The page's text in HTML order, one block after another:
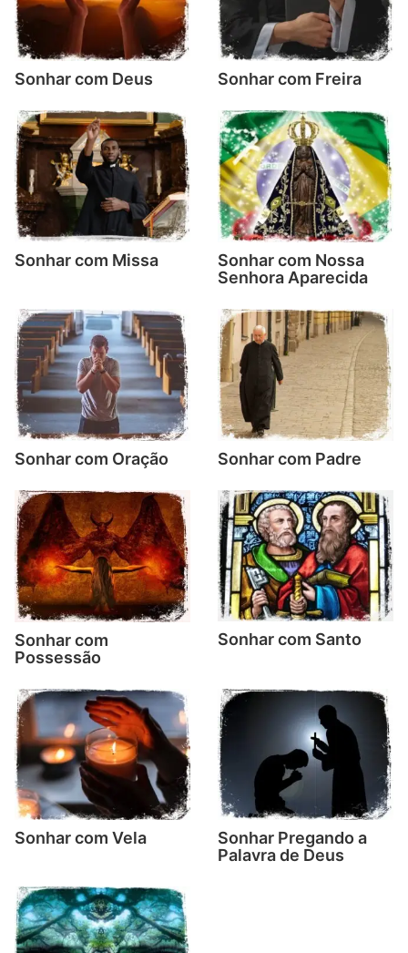
Sonhar com Deus Sonhar com Freira
Sonhar com Missa
Sonhar com Nossa
Senhora Aparecida
Sonhar com Oração Sonhar com Padre
Sonhar com
Possessão
Sonhar com Santo
Sonhar com Vela
Sonhar Pregando a
Palavra de Deus